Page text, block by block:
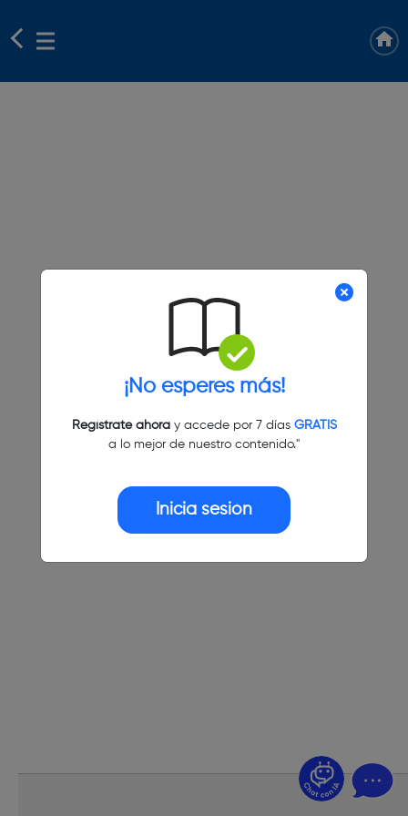
¡No esperes más!
Regístrate ahoray accede por 7 días GRATIS
a lo mejor de nuestro contenido."
Inicia sesión